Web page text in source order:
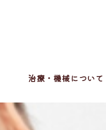
治療・機械について